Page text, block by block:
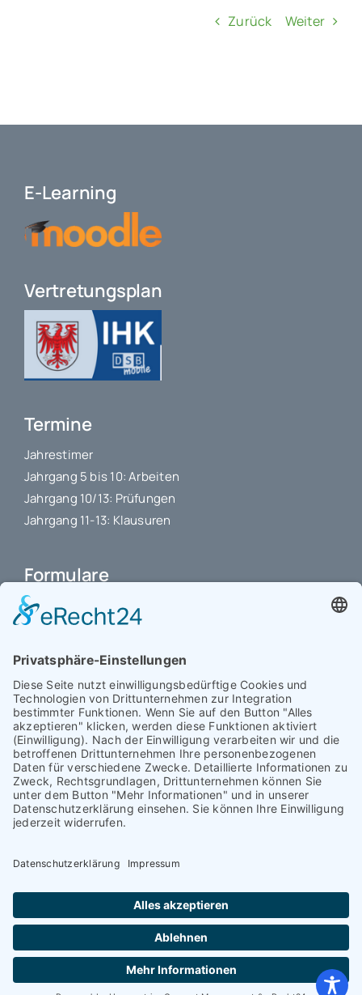
Zurück Weiter
E-Learning
Vertretungsplan
Termine
Jahrestimer
Jahrgang 5 bis 10: Arbeiten
Jahrgang 10/13: Prüfungen
Jahrgang 11-13: Klausuren
Formulare
Schulbuchkauf Schuljahr 2026-2027
Antrag auf Erstattung von Auslagen
Interner L-S-Beschwerdezettel
Antrag auf Freistellung vom Unterricht
Antrag für selbstständigen Heimweg bei Unwohlsein
(ab Jg. 9)
Antrag 10GL Pausenregelung
Datenschutz-Information
IT-Nutzungsvereinbarung
Schülerbetriebspraktikum Jg. 8-10
KontaktIImpressumIDatenschutzerklärung
© 2026 Voltaireschule Potsdam – Gesamtschulcampus
mit gymnasialem Bildungsgang